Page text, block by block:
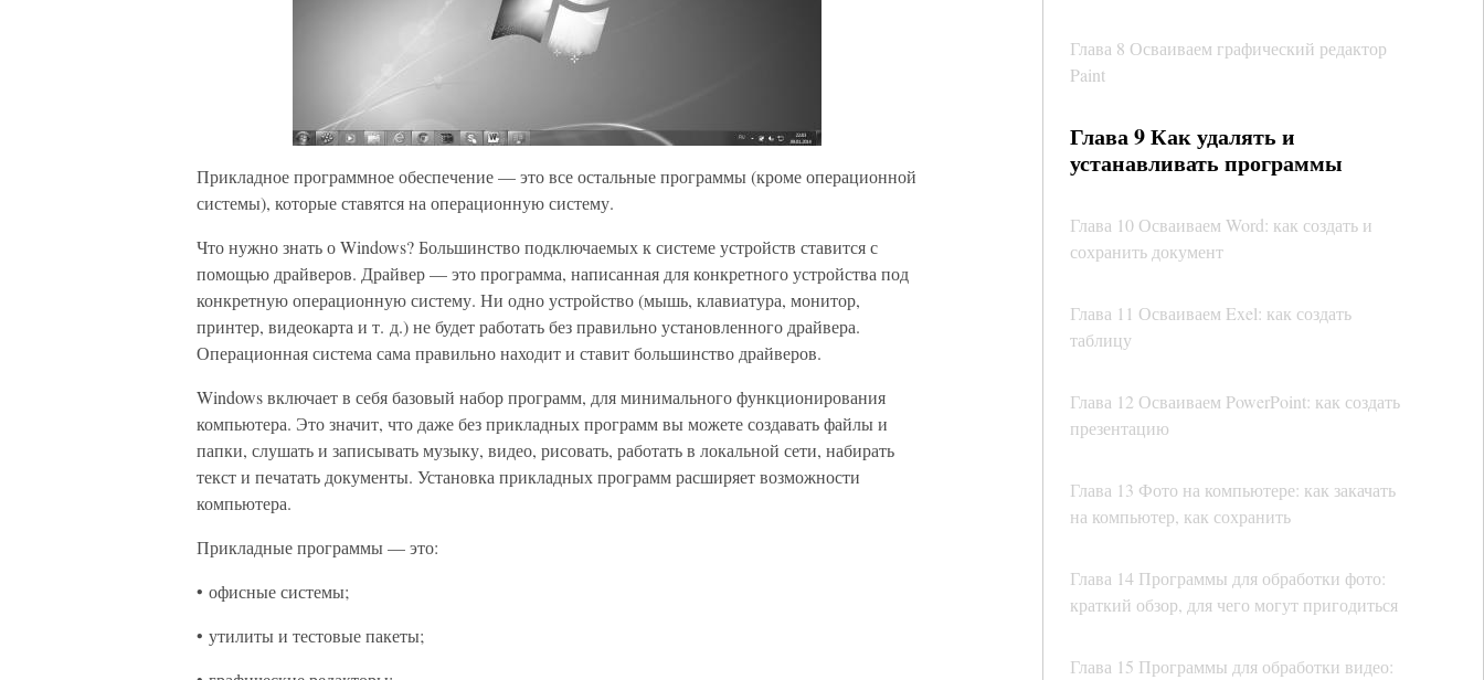
Глава 8 Осваиваем графический редактор
Paint
Глава 9 Как удалять и
устанавливать программы
Глава 10 Осваиваем Word: как создать и
сохранить документ
Глава 11 Осваиваем Exel: как создать
таблицу
Глава 12 Осваиваем PowerPoint: как создать
презентацию
Глава 13 Фото на компьютере: как закачать
на компьютер, как сохранить
Глава 14 Программы для обработки фото:
краткий обзор, для чего могут пригодиться
Глава 15 Программы для обработки видео:
Прикладное программное обеспечение — это все остальные программы (кроме операционной
системы), которые ставятся на операционную систему.
Что нужно знать о Windows? Большинство подключаемых к системе устройств ставится с
помощью драйверов. Драйвер — это программа, написанная для конкретного устройства под
конкретную операционную систему. Ни одно устройство (мышь, клавиатура, монитор,
принтер, видеокарта и т. д.) не будет работать без правильно установленного драйвера.
Операционная система сама правильно находит и ставит большинство драйверов.
Windows включает в себя базовый набор программ, для минимального функционирования
компьютера. Это значит, что даже без прикладных программ вы можете создавать файлы и
папки, слушать и записывать музыку, видео, рисовать, работать в локальной сети, набирать
текст и печатать документы. Установка прикладных программ расширяет возможности
компьютера.
Прикладные программы — это:
• офисные системы;
• утилиты и тестовые пакеты;